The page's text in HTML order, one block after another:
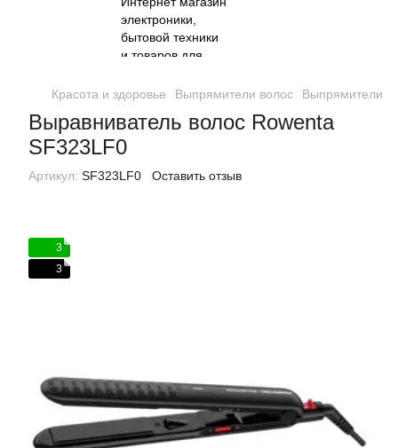
Красота и здоровье Выпрямители волос Выпрямители
Выравниватель волос Rowenta
SF323LF0
Артикул: SF323LF0 Оставить отзыв
3
3